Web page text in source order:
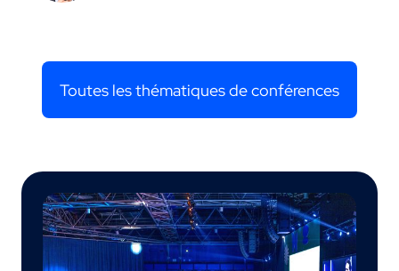
Toutes les thématiques de conférences